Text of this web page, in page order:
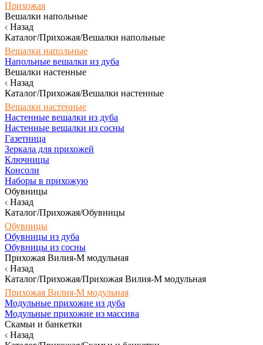
Прихожая
Вешалки напольные
Назад
Каталог/Прихожая/Вешалки напольные
Вешалки напольные
Напольные вешалки из дуба
Вешалки настенные
Назад
Каталог/Прихожая/Вешалки настенные
Вешалки настенные
Настенные вешалки из дуба
Настенные вешалки из сосны
Газетница
Зеркала для прихожей
Ключницы
Консоли
Наборы в прихожую
Обувницы
Назад
Каталог/Прихожая/Обувницы
Обувницы
Обувницы из дуба
Обувницы из сосны
Прихожая Вилия-М модульная
Назад
Каталог/Прихожая/Прихожая Вилия-М модульная
Прихожая Вилия-М модульная
Модульные прихожие из дуба
Модульные прихожие из массива
Скамьи и банкетки
Назад